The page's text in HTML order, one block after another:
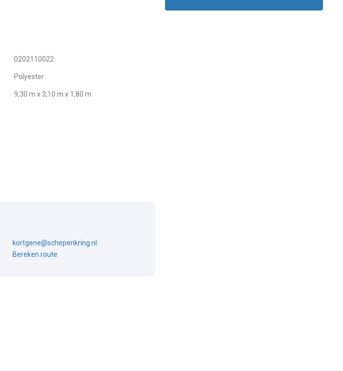
0202110022
Polyester
9,30 m x 3,10 m x 1,80 m
kortgene@schepenkring.nl
Bereken route